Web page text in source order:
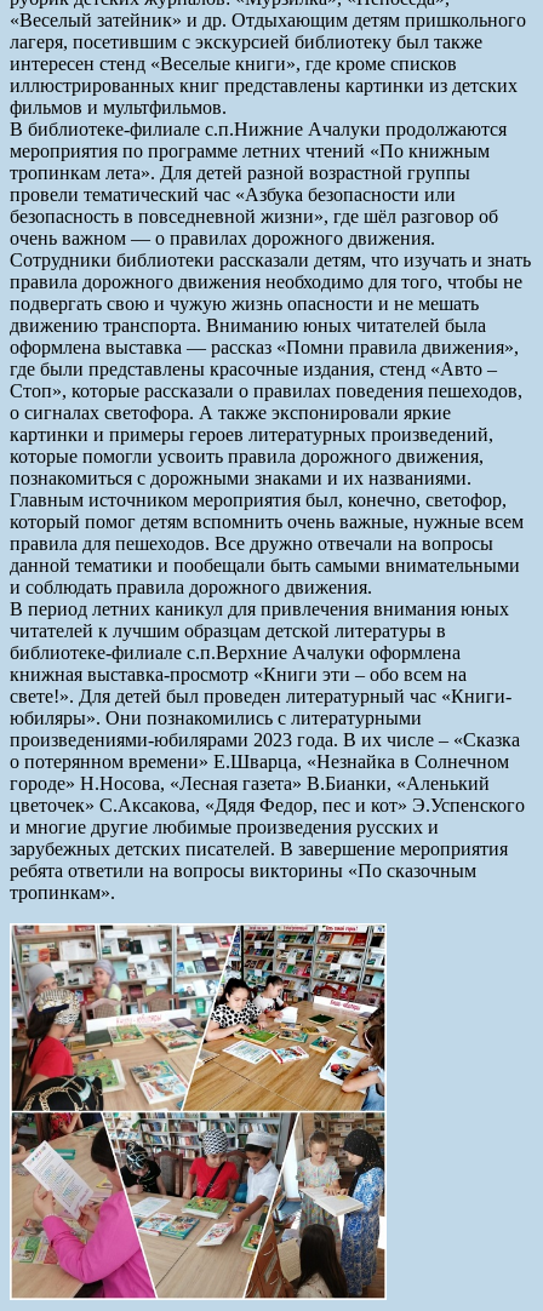
«Веселый затейник» и др. Отдыхающим детям пришкольного
лагеря, посетившим с экскурсией библиотеку был также
интересен стенд «Веселые книги», где кроме списков
иллюстрированных книг представлены картинки из детских
фильмов и мультфильмов.
В библиотеке-филиале с.п.Нижние Ачалуки продолжаются
мероприятия по программе летних чтений «По книжным
тропинкам лета». Для детей разной возрастной группы
провели тематический час «Азбука безопасности или
безопасность в повседневной жизни», где шёл разговор об
очень важном — о правилах дорожного движения.
Сотрудники библиотеки рассказали детям, что изучать и знать
правила дорожного движения необходимо для того, чтобы не
подвергать свою и чужую жизнь опасности и не мешать
движению транспорта. Вниманию юных читателей была
оформлена выставка — рассказ «Помни правила движения»,
где были представлены красочные издания, стенд «Авто –
Стоп», которые рассказали о правилах поведения пешеходов,
о сигналах светофора. А также экспонировали яркие
картинки и примеры героев литературных произведений,
которые помогли усвоить правила дорожного движения,
познакомиться с дорожными знаками и их названиями.
Главным источником мероприятия был, конечно, светофор,
который помог детям вспомнить очень важные, нужные всем
правила для пешеходов. Все дружно отвечали на вопросы
данной тематики и пообещали быть самыми внимательными
и соблюдать правила дорожного движения.
В период летних каникул для привлечения внимания юных
читателей к лучшим образцам детской литературы в
библиотеке-филиале с.п.Верхние Ачалуки оформлена
книжная выставка-просмотр «Книги эти – обо всем на
свете!». Для детей был проведен литературный час «Книги-
юбиляры». Они познакомились с литературными
произведениями-юбилярами 2023 года. В их числе – «Сказка
о потерянном времени» Е.Шварца, «Незнайка в Солнечном
городе» Н.Носова, «Лесная газета» В.Бианки, «Аленький
цветочек» С.Аксакова, «Дядя Федор, пес и кот» Э.Успенского
и многие другие любимые произведения русских и
зарубежных детских писателей. В завершение мероприятия
ребята ответили на вопросы викторины «По сказочным
тропинкам».